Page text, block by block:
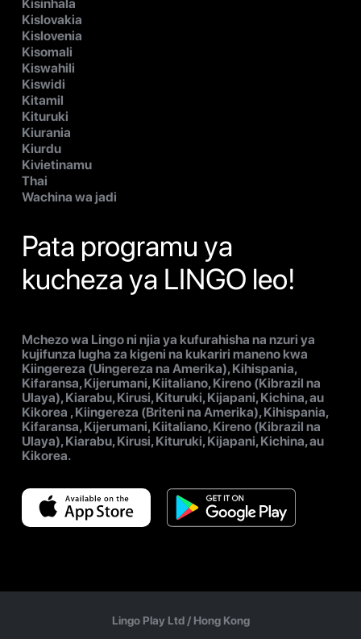
Kisinhala
Kislovakia
Kislovenia
Kisomali
Kiswahili
Kiswidi
Kitamil
Kituruki
Kiurania
Kiurdu
Kivietinamu
Thai
Wachina wa jadi
Pata programu ya
kucheza ya LINGO leo!
Mchezo wa Lingo ni njia ya kufurahisha na nzuri ya
kujifunza lugha za kigeni na kukariri maneno kwa
Kiingereza (Uingereza na Amerika), Kihispania,
Kifaransa, Kijerumani, Kiitaliano, Kireno (Kibrazil na
Ulaya), Kiarabu, Kirusi, Kituruki, Kijapani, Kichina, au
Kikorea , Kiingereza (Briteni na Amerika), Kihispania,
Kifaransa, Kijerumani, Kiitaliano, Kireno (Kibrazil na
Ulaya), Kiarabu, Kirusi, Kituruki, Kijapani, Kichina, au
Kikorea.
Lingo Play Ltd / Hong Kong